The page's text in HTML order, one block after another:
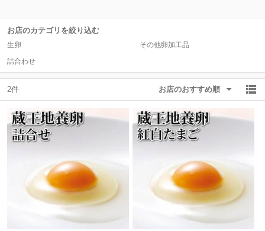
お店のカテゴリを絞り込む
生卵
その他卵加工品
詰合わせ
2件 お店のおすすめ順